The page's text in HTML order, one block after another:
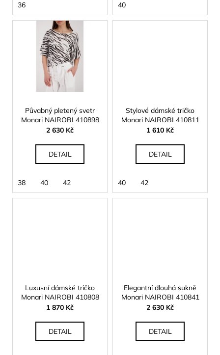
36 40
Půvabný pletený svetr
Monari NAIROBI 410898
2 630 Kč
DETAIL
38 40 42
Stylové dámské tričko
Monari NAIROBI 410811
1 610 Kč
DETAIL
40 42
Luxusní dámské tričko
Monari NAIROBI 410808
1 870 Kč
DETAIL
Elegantní dlouhá sukně
Monari NAIROBI 410841
2 630 Kč
DETAIL